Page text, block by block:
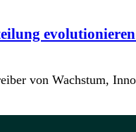
evolutionieren
von Wachstum,